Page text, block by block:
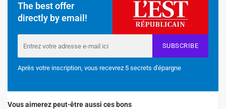
The best offer
directly by email!
SUBSCRIBE
Après votre inscription, vous recevrez 5 secrets d'épargne
Vous aimerez peut-être aussi ces bons